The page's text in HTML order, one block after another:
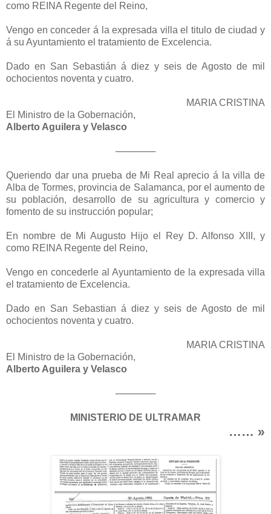
como REINA Regente del Reino,
Vengo en conceder á la expresada villa el titulo de ciudad y
á su Ayuntamiento el tratamiento de Excelencia.
Dado en San Sebastián á diez y seis de Agosto de mil
ochocientos noventa y cuatro.
MARIA CRISTINA
El Ministro de la Gobernación,
Alberto Aguilera y Velasco
──────
Queriendo dar una prueba de Mi Real aprecio á la villa de
Alba de Tormes, provincia de Salamanca, por el aumento de
su población, desarrollo de su agricultura y comercio y
fomento de su instrucción popular;
En nombre de Mi Augusto Hijo el Rey D. Alfonso XIII, y
como REINA Regente del Reino,
Vengo en concederle al Ayuntamiento de la expresada villa
el tratamiento de Excelencia.
Dado en San Sebastian á diez y seis de Agosto de mil
ochocientos noventa y cuatro.
MARIA CRISTINA
El Ministro de la Gobernación,
Alberto Aguilera y Velasco
──────
MINISTERIO DE ULTRAMAR
…… »